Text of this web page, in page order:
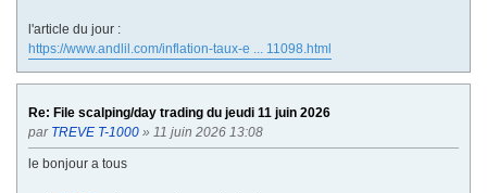
l'article du jour :
https://www.andlil.com/inflation-taux-e ... 11098.html
Re: File scalping/day trading du jeudi 11 juin 2026
par TREVE T-1000 » 11 juin 2026 13:08
le bonjour a tous